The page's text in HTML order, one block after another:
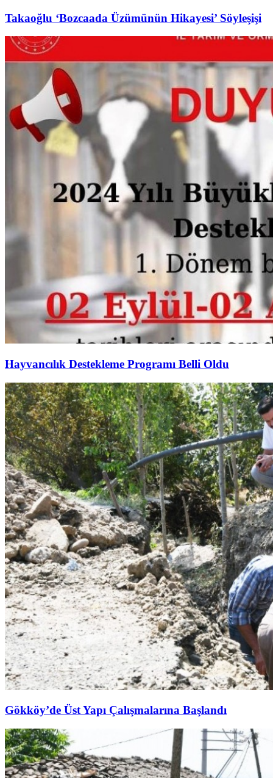
Takaoğlu ‘Bozcaada Üzümünün Hikayesi’ Söyleşişi
Hayvancılık Destekleme Programı Belli Oldu
Gökköy’de Üst Yapı Çalışmalarına Başlandı